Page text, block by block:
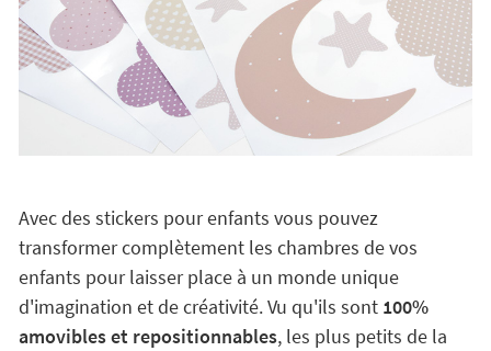
Avec des stickers pour enfants vous pouvez
transformer complètement les chambres de vos
enfants pour laisser place à un monde unique
d'imagination et de créativité. Vu qu'ils sont 100%
amovibles et repositionnables, les plus petits de la